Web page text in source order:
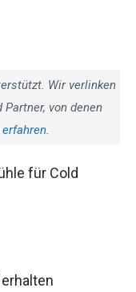
Wir verlinken
von denen
.
für Cold